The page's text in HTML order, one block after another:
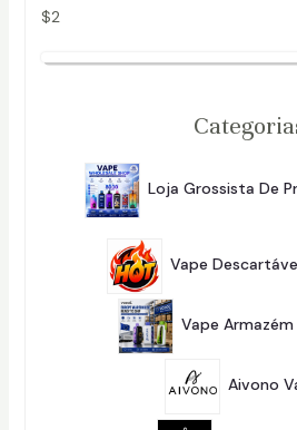
$2
Loja Grossista De
Vape
Vape
Aivono